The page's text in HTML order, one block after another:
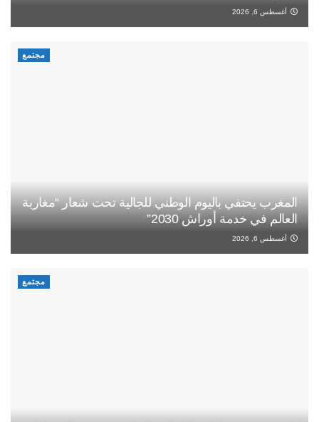
أغسطس 6, 2026
مجتمع
المغرب يحتفي باليوم الوطني للجالية تحت شعار “مغاربة
العالم في خدمة أوراش 2030”
أغسطس 6, 2026
مجتمع